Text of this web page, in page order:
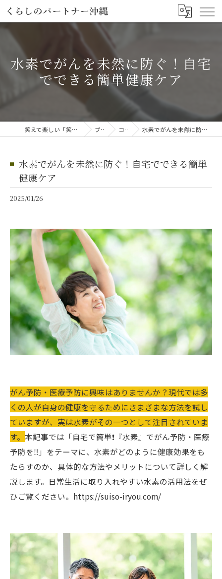
水素でがんを未然に防ぐ！自宅
でできる簡単健康ケア
笑えて楽しい「笑える介護予防体操教室」 ブログ コラム 水素でがんを未然に防ぐ！自宅でできる簡単健康ケア
水素でがんを未然に防ぐ！自宅でできる簡単
健康ケア
2025/01/26
がん予防・医療予防に興味はありませんか？現代では多
くの人が自身の健康を守るためにさまざまな方法を試し
ていますが、実は水素がその一つとして注目されていま
す。 本記事では「自宅で簡単❗️『水素』でがん予防・医療
予防を‼️」をテーマに、水素がどのように健康効果をも
たらすのか、具体的な方法やメリットについて詳しく解
説します。日常生活に取り入れやすい水素の活用法をぜ
ひご覧ください。https://suiso-iryou.com/